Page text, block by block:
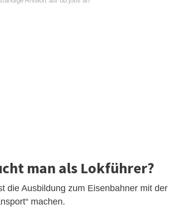
man als Lokführer?
die Ausbildung zum Eisenbahner mit der
machen.